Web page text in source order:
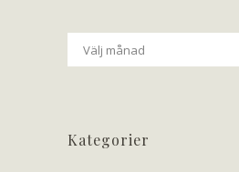
Arkiv
Kategorier